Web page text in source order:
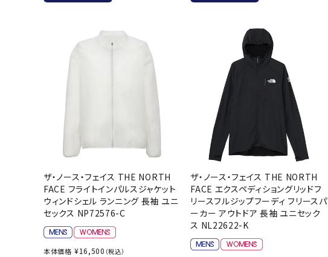
ザ・ノース・フェイス THE NORTH
FACE フライトインパルスジャケット
ウィンドシェル ランニング 長袖 ユニ
セックス NP72576-C
本体価格 ¥16,500 （税込）
ザ・ノース・フェイス THE NORTH
FACE エクスペディショングリッドフ
リースフルジップフーディ フリースパ
ーカー アウトドア 長袖 ユニセック
ス NL22622-K